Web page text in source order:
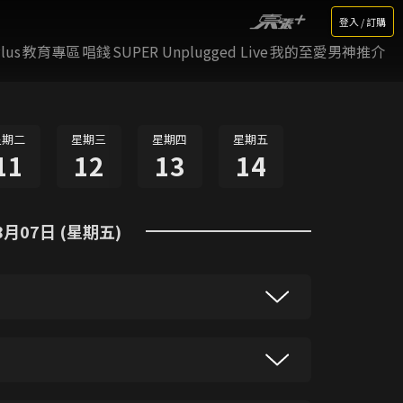
登入 / 訂購
教育專區唱錢SUPER Unplugged Live我的至愛男神推介
二 星期三
12
星期四
13
星期五
14
07日 (星期五)
翔知悉屠之卑鄙手段後,登時大發志士之